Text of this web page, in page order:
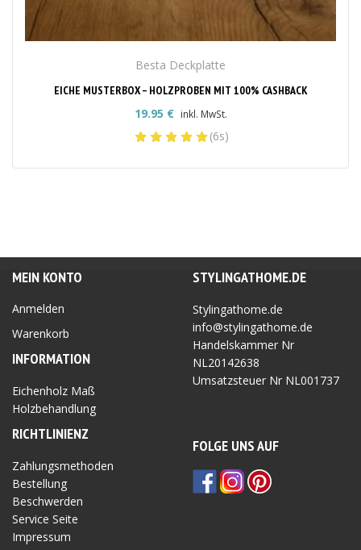
Besta Deckplatte
EICHE MUSTERBOX – HOLZPROBEN MIT 100% CASHBACK
19.95 € inkl. MwSt.
(6s)
MEIN KONTO
Anmelden
Warenkorb
INFORMATION
Eichenholz Maß
Holzbehandlung
RICHTLINIENZ
Zahlungsmethoden
Bestellung
Beschwerden
Service Seite
Impressum
STYLINGATHOME.DE
Stylingathome.de
info@stylingathome.de
Handelskammer Nr
NL20142638
Umsatzsteuer Nr NL001737
FOLGE UNS AUF